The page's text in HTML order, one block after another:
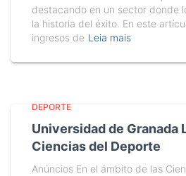
destacando en un sector donde
la historia del éxito. En este
ingresos de Leia mais
DEPORTE
Universidad de Granada
Ciencias del Deporte
Anúncios En el ámbito de las